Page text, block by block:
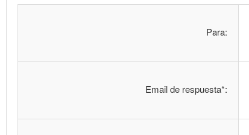
Para:
Email de respuesta*: